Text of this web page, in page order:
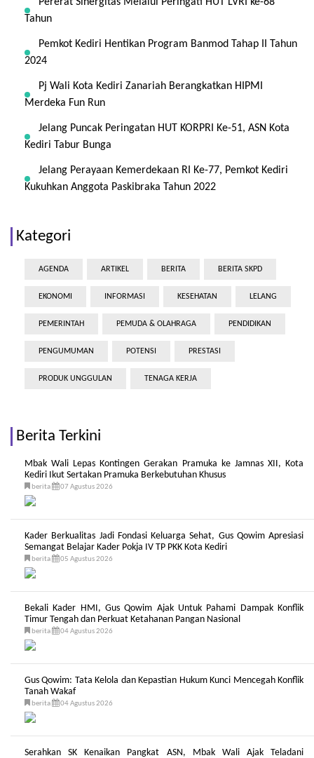
Tahun
Pemkot Kediri Hentikan Program Banmod Tahap II Tahun
2024
Pj Wali Kota Kediri Zanariah Berangkatkan HIPMI
Merdeka Fun Run
Jelang Puncak Peringatan HUT KORPRI Ke-51, ASN Kota
Kediri Tabur Bunga
Jelang Perayaan Kemerdekaan RI Ke-77, Pemkot Kediri
Kukuhkan Anggota Paskibraka Tahun 2022
Kategori
AGENDA ARTIKEL BERITA BERITA SKPD
EKONOMI INFORMASI KESEHATAN LELANG
PEMERINTAH PEMUDA & OLAHRAGA PENDIDIKAN
PENGUMUMAN POTENSI PRESTASI
PRODUK UNGGULAN TENAGA KERJA
Berita Terkini
Mbak Wali Lepas Kontingen Gerakan Pramuka ke Jamnas XII, Kota
Kediri Ikut Sertakan Pramuka Berkebutuhan Khusus
berita 07 Agustus 2026
Kader Berkualitas Jadi Fondasi Keluarga Sehat, Gus Qowim Apresiasi
Semangat Belajar Kader Pokja IV TP PKK Kota Kediri
berita 05 Agustus 2026
Bekali Kader HMI, Gus Qowim Ajak Untuk Pahami Dampak Konflik
Timur Tengah dan Perkuat Ketahanan Pangan Nasional
berita 04 Agustus 2026
Gus Qowim: Tata Kelola dan Kepastian Hukum Kunci Mencegah Konflik
Tanah Wakaf
berita 04 Agustus 2026
Serahkan SK Kenaikan Pangkat ASN, Mbak Wali Ajak Teladani